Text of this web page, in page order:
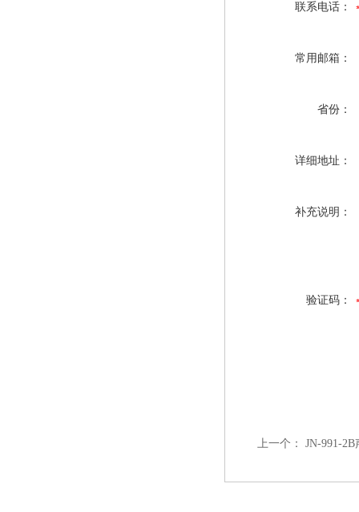
联系电话：
常用邮箱：
省份：
详细地址：
补充说明：
验证码：
上一个： JN-991-